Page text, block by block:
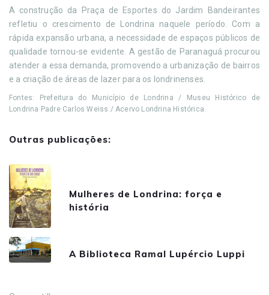
A construção da Praça de Esportes do Jardim Bandeirantes
refletiu o crescimento de Londrina naquele período. Com a
rápida expansão urbana, a necessidade de espaços públicos de
qualidade tornou-se evidente. A gestão de Paranaguá procurou
atender a essa demanda, promovendo a urbanização de bairros
e a criação de áreas de lazer para os londrinenses.
Fontes: Prefeitura do Município de Londrina / Museu Histórico de
Londrina Padre Carlos Weiss / Acervo Londrina Histórica.
Outras publicações:
Mulheres de Londrina: força e
história
A Biblioteca Ramal Lupércio Luppi